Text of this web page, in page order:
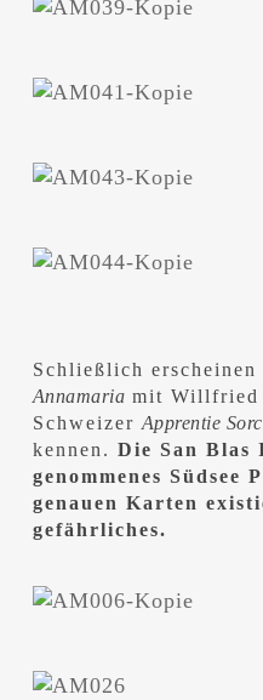
Schließlich erscheinen
Annamaria mit Willfried
SchweizerApprentie
kennen. Die San Blas
genommenes Südsee
genauen Karten
gefährliches.